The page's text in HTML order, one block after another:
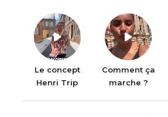
Le concept
Henri Trip
Comment ça
marche ?